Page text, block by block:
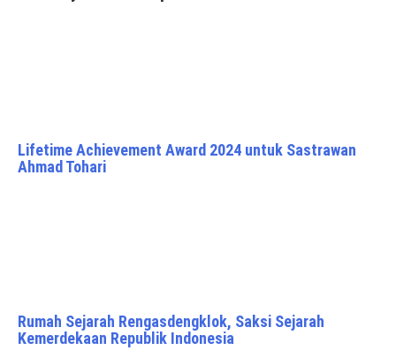
Lifetime Achievement Award 2024 untuk Sastrawan
Ahmad Tohari
Rumah Sejarah Rengasdengklok, Saksi Sejarah
Kemerdekaan Republik Indonesia